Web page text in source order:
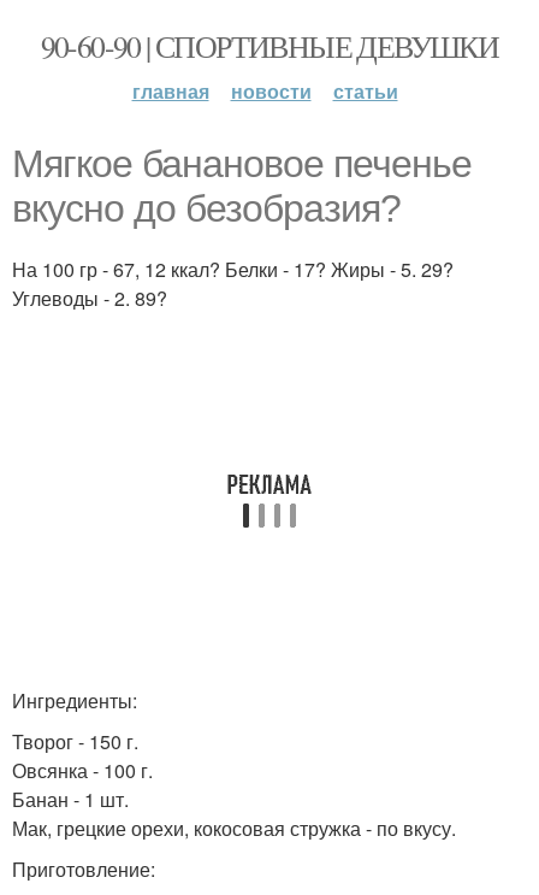
90-60-90 | СПОРТИВНЫЕ ДЕВУШКИ
главная новости статьи
Мягкое банановое печенье
вкусно до безобразия?
На 100 гр - 67, 12 ккал? Белки - 17? Жиры - 5. 29?
Углеводы - 2. 89?
Ингредиенты:
Творог - 150 г.
Овсянка - 100 г.
Банан - 1 шт.
Мак, грецкие орехи, кокосовая стружка - по вкусу.
Приготовление: